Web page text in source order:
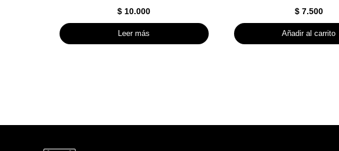
$ 10.000
Leer más
$7.500
Añadir al carrito